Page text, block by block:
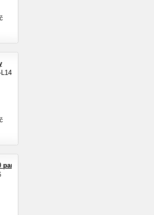
na mezičasy, 3-řádkový displej